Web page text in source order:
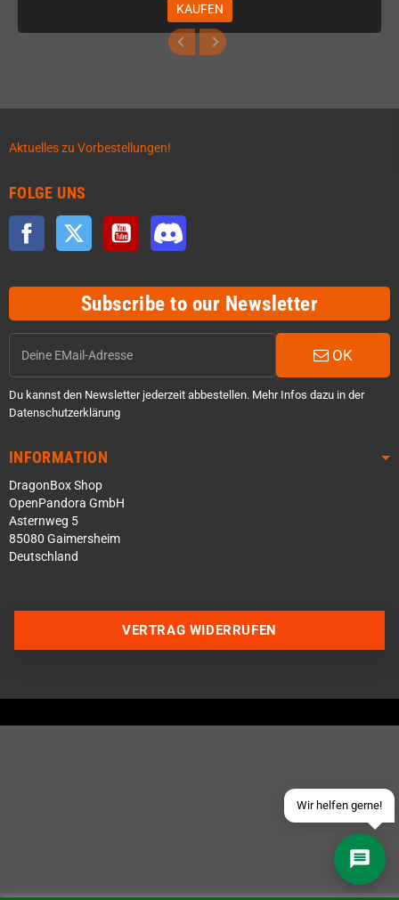
KAUFEN
Aktuelles zu Vorbestellungen!
FOLGE UNS
Facebook Twitter YouTube
Subscribe to our Newsletter
OK
Du kannst den Newsletter jederzeit abbestellen. Mehr Infos dazu in der
Datenschutzerklärung
INFORMATION
DragonBox Shop
OpenPandora GmbH
Asternweg 5
85080 Gaimersheim
Deutschland
Wir helfen gerne!
Über WhatsApp schreiben
Schick uns eine eMail
VERTRAG WIDERRUFEN